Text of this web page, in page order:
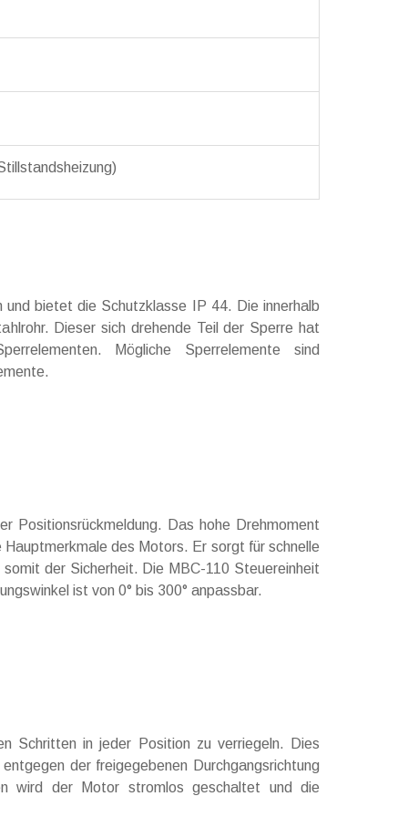
bietet die Schutzklasse IP 44. Die innerhalb
Dieser sich drehende Teil der Sperre hat
Mögliche Sperrelemente sind
Positionsrückmeldung. Das hohe Drehmoment
des Motors. Er sorgt für schnelle
der Sicherheit. Die MBC-110 Steuereinheit
ist von 0° bis 300° anpassbar.
Schritten in jeder Position zu verriegeln. Dies
der freigegebenen Durchgangsrichtung
wird der Motor stromlos geschaltet und die